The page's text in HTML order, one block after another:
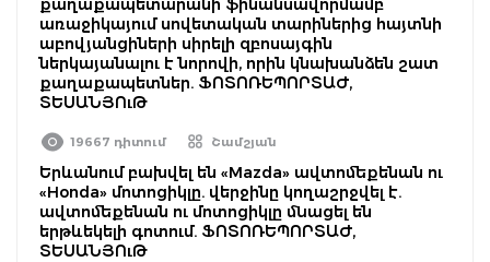
քաղաքապետարանի ֆինանսավորմամբ
առաջիկայում սովետական տարիներից հայտնի
աբովյանցիների սիրելի զբոսայգին
ներկայանալու է նորովի, որին կնախանձեն շատ
քաղաքապետներ. ՖՈՏՈՌԵՊՈՐՏԱԺ,
ՏԵՍԱՆՅՈւԹ
19667 դիտում Շամշյան
Երևանում բախվել են «Mazda» ավտոմեքենան ու
«Honda» մոտոցիկլը. վերջինը կողաշրջվել է.
ավտոմեքենան ու մոտոցիկլը մնացել են
երթևեկելի գոտում. ՖՈՏՈՌԵՊՈՐՏԱԺ,
ՏԵՍԱՆՅՈւԹ